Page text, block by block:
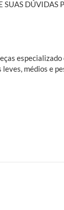
DÚVIDAS
médios e